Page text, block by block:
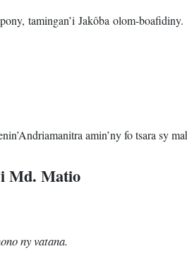
tamingan’i Jakôba olom-
amin’ny fo tsara sy
Md. Matio
ny vatana.